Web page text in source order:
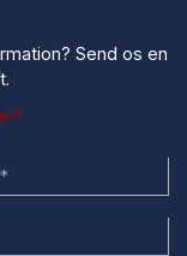
Send os en
!